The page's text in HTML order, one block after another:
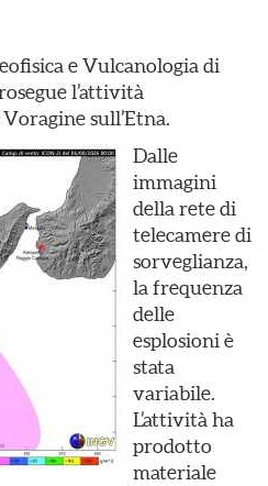
e Vulcanologia di
l’attività
sull’Etna.
Dalle
immagini
della rete di
telecamere di
sorveglianza,
la frequenza
delle
esplosioni è
stata
variabile.
L’attività ha
prodotto
materiale